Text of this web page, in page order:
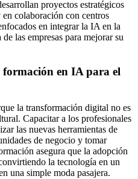
proyectos estratégicos
colaboración con centros
en integrar la IA en la
las empresas para mejorar su
en IA para el
la transformación digital no es
Capacitar a los profesionales
las nuevas herramientas de
de negocio y tomar
asegura que la adopción
la tecnología en un
una simple moda pasajera.